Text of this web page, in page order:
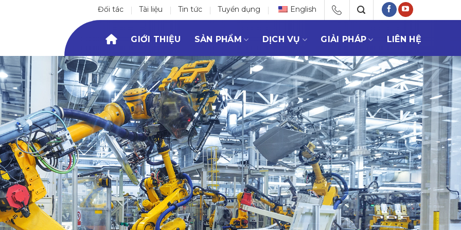
Đối tác Tài liệu Tin tức Tuyển dụng English
GIỚI THIỆU SẢN PHẨM DỊCH VỤ GIẢI PHÁP LIÊN HỆ